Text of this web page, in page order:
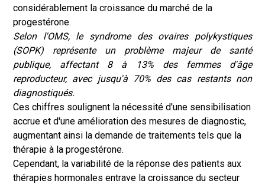
considérablement la croissance du marché de la
progestérone.
Selon l'OMS, le syndrome des ovaires polykystiques
(SOPK) représente un problème majeur de santé
publique, affectant 8 à 13% des femmes d'âge
reproducteur, avec jusqu'à 70% des cas restants non
diagnostiqués.
Ces chiffres soulignent la nécessité d'une sensibilisation
accrue et d'une amélioration des mesures de diagnostic,
augmentant ainsi la demande de traitements tels que la
thérapie à la progestérone.
Cependant, la variabilité de la réponse des patients aux
thérapies hormonales entrave la croissance du secteur